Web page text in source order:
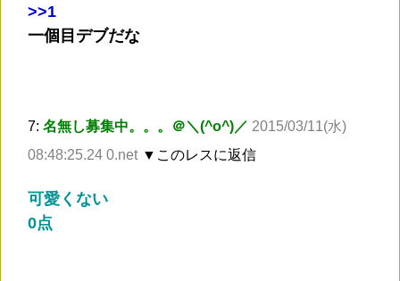
>>1
一個目デブだな
7: 名無し募集中。。。＠＼(^o^)／ 2015/03/11(水)
08:48:25.24 0.net ▼このレスに返信
可愛くない
0点